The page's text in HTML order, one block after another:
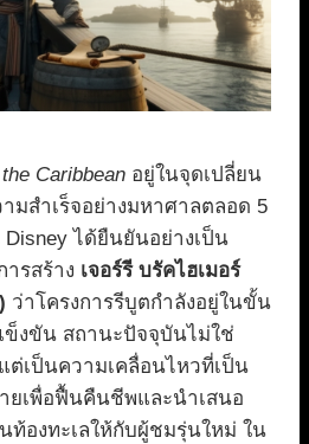
Caribbean อยู่ในจุดเปลี่ยน
มสำเร็จอย่างมหาศาลตลอด 5
ได้ยืนยันอย่างเป็น
รสร้าง เจอร์รี บรัคไฮเมอร์
ว่าโครงการรีบูตกำลังอยู่ในขั้น
งขัน สถานะปัจจุบันไม่ใช่
ต่เป็นความเคลื่อนไหวที่เป็น
ยเพื่อฟื้นคืนชีพและนำเสนอ
ท้องทะเลให้กับผู้ชมรุ่นใหม่ ใน